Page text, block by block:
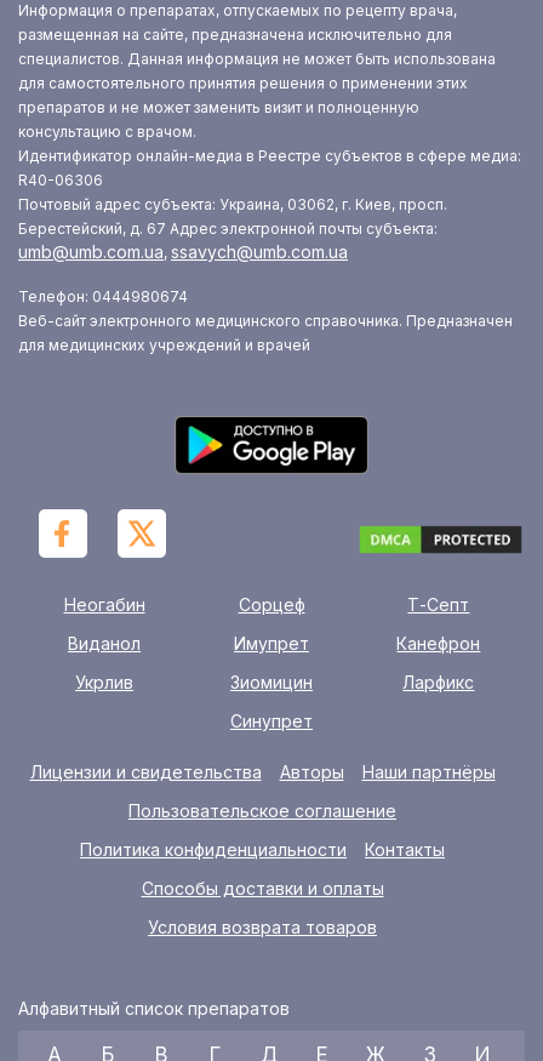
Информация о препаратах, отпускаемых по рецепту врача,
размещенная на сайте, предназначена исключительно для
специалистов. Данная информация не может быть использована
для самостоятельного принятия решения о применении этих
препаратов и не может заменить визит и полноценную
консультацию с врачом.
Идентификатор онлайн-медиа в Реестре субъектов в сфере медиа:
R40-06306
Почтовый адрес субъекта: Украина, 03062, г. Киев, просп.
Берестейский, д. 67 Адрес электронной почты субъекта:
umb@umb.com.ua, ssavych@umb.com.ua
Телефон: 0444980674
Веб-сайт электронного медицинского справочника. Предназначен
для медицинских учреждений и врачей
Неогабин Сорцеф
Т-Септ
Виданол
Имупрет
Канефрон
Укрлив
Зиомицин
Ларфикс
Синупрет
Лицензии и свидетельства Авторы
Наши партнёры
Пользовательское соглашение
Политика конфиденциальности
Контакты
Способы доставки и оплаты
Условия возврата товаров
Алфавитный список препаратов
А Б В Г Д Е Ж З И